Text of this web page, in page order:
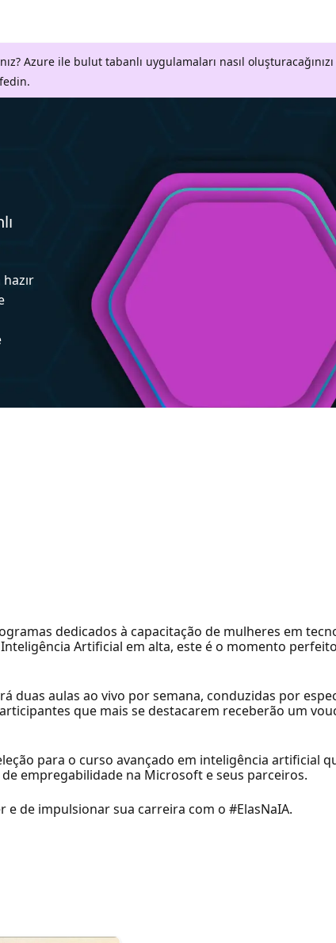
Azure ile bulut tabanlı uygulamaları nasıl
dedicados à capacitação de mulheres em
Artificial em alta, este é o momento
duas aulas ao vivo por semana, conduzidas por
que mais se destacarem receberão um
para o curso avançado em inteligência artificial
empregabilidade na Microsoft e seus parceiros.
de impulsionar sua carreira com o #ElasNaIA.